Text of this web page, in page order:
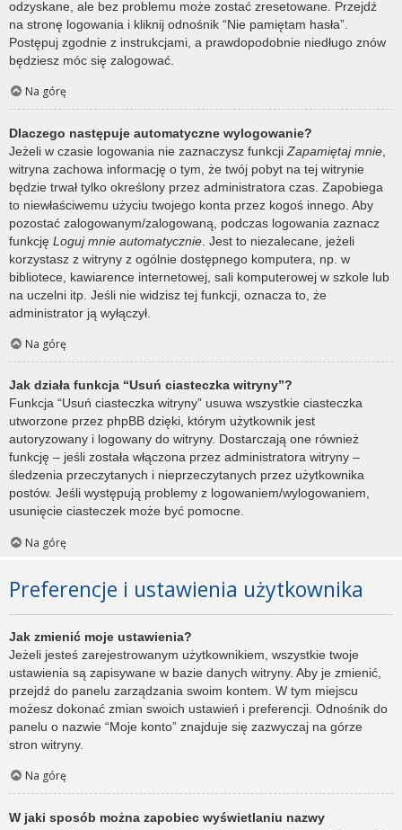
odzyskane, ale bez problemu może zostać zresetowane. Przejdź
na stronę logowania i kliknij odnośnik “Nie pamiętam hasła”.
Postępuj zgodnie z instrukcjami, a prawdopodobnie niedługo znów
będziesz móc się zalogować.
Na górę
Dlaczego następuje automatyczne wylogowanie?
Jeżeli w czasie logowania nie zaznaczysz funkcji Zapamiętaj mnie
witryna zachowa informację o tym, że twój pobyt na tej witrynie
będzie trwał tylko określony przez administratora czas. Zapobiega
to niewłaściwemu użyciu twojego konta przez kogoś innego. Aby
pozostać zalogowanym/zalogowaną, podczas logowania zaznacz
funkcję Loguj mnie automatycznie . Jest to niezalecane, jeżeli
korzystasz z witryny z ogólnie dostępnego komputera, np. w
bibliotece, kawiarence internetowej, sali komputerowej w szkole lub
na uczelni itp. Jeśli nie widzisz tej funkcji, oznacza to, że
administrator ją wyłączył.
Na górę
Jak działa funkcja “Usuń ciasteczka witryny”?
Funkcja “Usuń ciasteczka witryny” usuwa wszystkie ciasteczka
utworzone przez phpBB dzięki, którym użytkownik jest
autoryzowany i logowany do witryny. Dostarczają one również
funkcję – jeśli została włączona przez administratora witryny –
śledzenia przeczytanych i nieprzeczytanych przez użytkownika
postów. Jeśli występują problemy z logowaniem/wylogowaniem,
usunięcie ciasteczek może być pomocne.
Na górę
Preferencje i ustawienia użytkownika
Jak zmienić moje ustawienia?
Jeżeli jesteś zarejestrowanym użytkownikiem, wszystkie twoje
ustawienia są zapisywane w bazie danych witryny. Aby je zmienić,
przejdź do panelu zarządzania swoim kontem. W tym miejscu
możesz dokonać zmian swoich ustawień i preferencji. Odnośnik do
panelu o nazwie “Moje konto” znajduje się zazwyczaj na górze
stron witryny.
Na górę
W jaki sposób można zapobiec wyświetlaniu nazwy